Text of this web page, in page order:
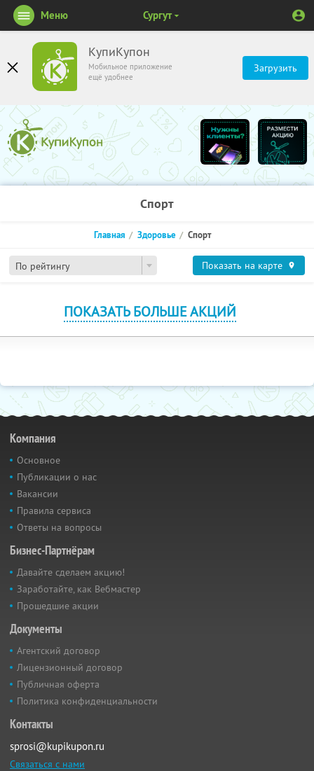
КупиКупон
Мобильное приложение
ещё удобнее
Загрузить
Меню Сургут
Спорт
По рейтингу
Главная Здоровье Спорт
Показать на карте
ПОКАЗАТЬ БОЛЬШЕ АКЦИЙ
Компания
Основное
Публикации о нас
Вакансии
Правила сервиса
Ответы на вопросы
Бизнес-Партнёрам
Давайте сделаем акцию!
Заработайте, как Вебмастер
Прошедшие акции
Документы
Агентский договор
Лицензионный договор
Публичная оферта
Политика конфиденциальности
Контакты
sprosi@kupikupon.ru
Связаться с нами